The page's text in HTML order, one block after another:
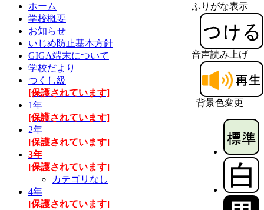
ふりがな表示
音声読み上げ
背景色変更
ホーム
学校概要
お知らせ
いじめ防止基本方針
GIGA端末について
学校だより
つくし級
[保護されています]
1年
[保護されています]
2年
[保護されています]
3年
[保護されています]
カテゴリなし
4年
[保護されています]